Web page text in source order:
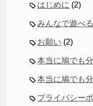
はじめに (2)
みんなで遊べ
お願い (2)
本当に鳩でも
本当に鳩でも
プライバシー